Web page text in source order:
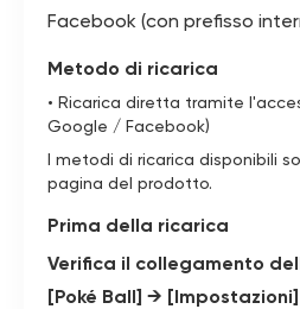
Facebook (con prefisso
Metodo di ricarica
• Ricarica diretta tramite
Google / Facebook)
I metodi di ricarica disponibili
pagina del prodotto.
Prima della ricarica
Verifica il collegamento
[Poké Ball] →